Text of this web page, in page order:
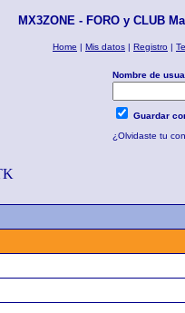
MX3ZONE - FORO y CLUB
Home | Mis datos | Registro |
Nombre de
Guardar
¿Olvidaste tu